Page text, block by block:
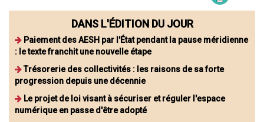
DANS L'ÉDITION DU JOUR
Paiement des AESH par l'État pendant la pause méridienne
: le texte franchit une nouvelle étape
Trésorerie des collectivités : les raisons de sa forte
progression depuis une décennie
Le projet de loi visant à sécuriser et réguler l'espace
numérique en passe d'être adopté